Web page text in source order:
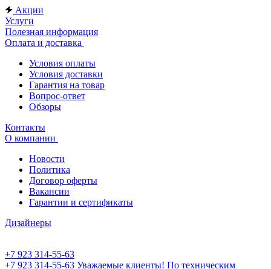
Акции
Услуги
Полезная информация
Оплата и доставка
Условия оплаты
Условия доставки
Гарантия на товар
Вопрос-ответ
Обзоры
Контакты
О компании
Новости
Политика
Договор оферты
Вакансии
Гарантии и сертификаты
Дизайнеры
+7 923 314-55-63
+7 923 314-55-63 Уважаемые клиенты! По техническим